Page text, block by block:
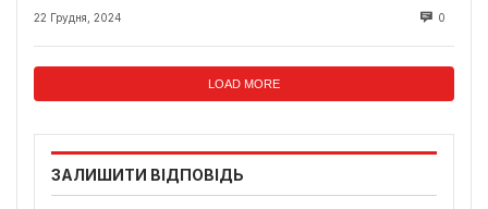
22 Грудня, 2024 0
LOAD MORE
ЗАЛИШИТИ ВІДПОВІДЬ